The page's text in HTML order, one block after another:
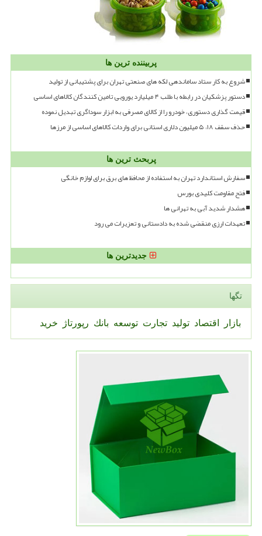
پربیننده ترین ها
شروع به کار ستاد ساماندهی لکه های صنعتی تهران برای پشتیبانی از تولید
دستور پزشکیان در رابطه با طلب ۴ میلیارد یورویی تامین کنندگان کالاهای اساسی
قیمت گذاری دستوری، خودرو را از کالای مصرفی به ابزار سوداگری تبدیل نموده
حذف سقف ۱۸، ۵ میلیون دلاری استانی برای واردات کالاهای اساسی از مرزها
پربحث ترین ها
سفارش استاندارد تهران به استفاده از محافظ های برق برای لوازم خانگی
فتح مقاومت کلیدی بورس
هشدار شدید آبی به تهرانی ها
تعهدات ارزی منقضی شده به دادستانی و تعزیرات می رود
جدیدترین ها
تگها
بازار اقتصاد تولید تجارت توسعه بانك رپورتاژ خرید